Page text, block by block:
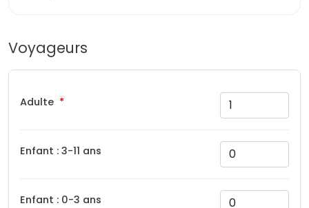
Voyageurs
Adulte
Enfant : 3-11 ans
Enfant : 0-3 ans